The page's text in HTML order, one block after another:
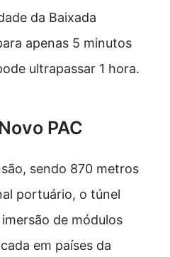
da Baixada
apenas 5 minutos
ultrapassar 1 hora.
PAC
sendo 870 metros
portuário, o túnel
de módulos
em países da